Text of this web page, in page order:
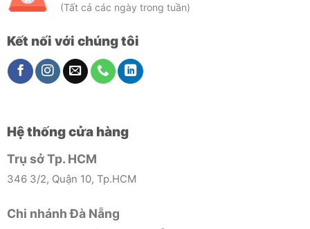
(Tất cả các ngày trong tuần)
Kết nối với chúng tôi
Hệ thống cửa hàng
Trụ sở Tp. HCM
346 3/2, Quận 10, Tp.HCM
Chi nhánh Đà Nẵng